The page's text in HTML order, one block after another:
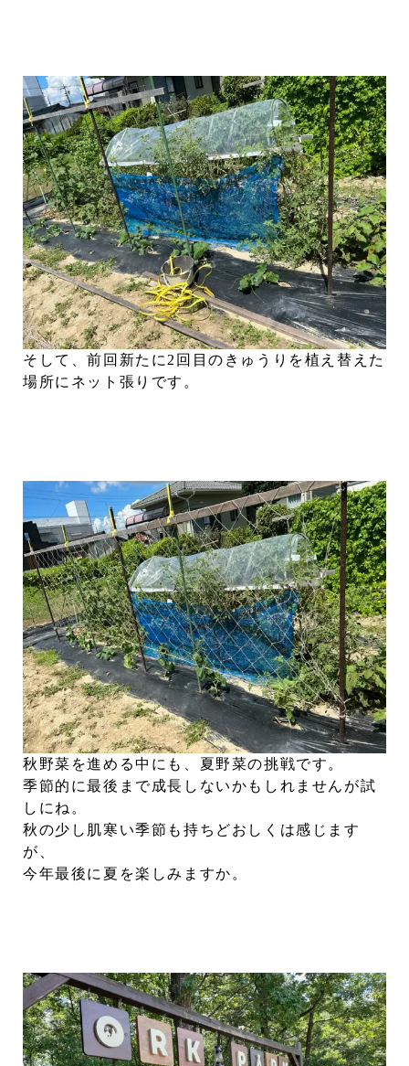
そして、前回新たに2回目のきゅうりを植え替えた
場所にネット張りです。
秋野菜を進める中にも、夏野菜の挑戦です。
季節的に最後まで成長しないかもしれませんが試
しにね。
秋の少し肌寒い季節も持ちどおしくは感じます
が、
今年最後に夏を楽しみますか。